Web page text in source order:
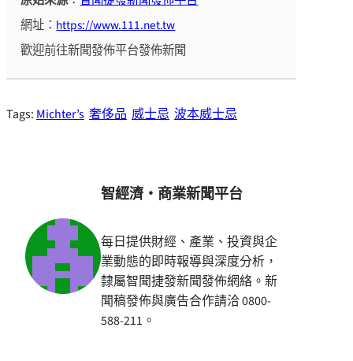
網址： https://www.111.net.tw
歡迎前往新聞發佈平台發佈新聞
Tags: Michter’s 奢侈品 威士忌 波本威士忌
智經濟・商業新聞平台
每日提供財經、產業、投資與企
業動態的即時報導與深度分析，
隸屬智聞捷發新聞發佈網絡。新
聞稿發佈與廣告合作請洽 0800-
588-211。